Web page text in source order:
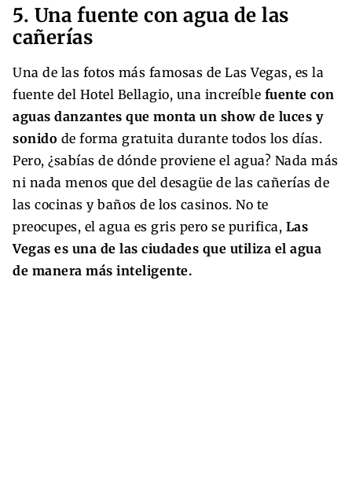
5. Una fuente con agua de las
cañerías
Una de las fotos más famosas de Las Vegas, es la
fuente del Hotel Bellagio, una increíble fuente con
aguas danzantes que monta un show de luces y
sonido de forma gratuita durante todos los días.
Pero, ¿sabías de dónde proviene el agua? Nada más
ni nada menos que del desagüe de las cañerías de
las cocinas y baños de los casinos. No te
preocupes, el agua es gris pero se purifica, Las
Vegas es una de las ciudades que utiliza el agua
de manera más inteligente.